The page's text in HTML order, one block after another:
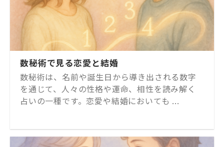
数秘術で見る恋愛と結婚
数秘術は、名前や誕生日から導き出される数字
を通じて、人々の性格や運命、相性を読み解く
占いの一種です。恋愛や結婚においても ...